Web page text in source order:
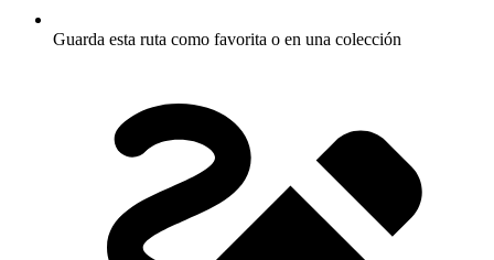
Guarda esta ruta como favorita o en una colección